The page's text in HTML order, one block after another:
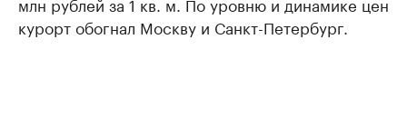
курорт обогнал Москву и Санкт-Петербург.